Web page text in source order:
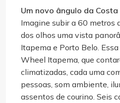
Um novo ângulo da Costa
Imagine subir a 60 metros
dos olhos uma vista
Itapema e Porto Belo.
Wheel Itapema, que
climatizadas, cada uma
pessoas, som ambiente,
assentos de courino. Seis